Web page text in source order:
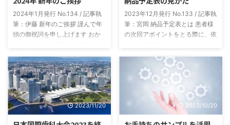
2024年1月発行 No.134 / 記事執
筆：伊藤 新年のご挨拶 謹んで年
頭の御祝詞を申し上げます おか
もひとえに皆々様のご支援の賜物
と感謝いたしております 本年も
なお一層の誠意をもって社員一同
業務に邁進いたしますので 変わ
らぬご指導のほどよろしくお願い
申し上げます 令和六年 元旦 株式
2023年12月発行 No.133 / 記事執
筆：宮岡 納品予定表とは 患者様
の次回アポイントをとる際に、依
品されるかがパッとわかる表にし
たのが納品予定表です。 製作補
綴物と本数ごとに、今日発送した
ら最短でいつ届くかがわかるよう
になっています。 納品予定表の
種類 当社からの発送はクロネコ
2023/11/20 2023/10/20